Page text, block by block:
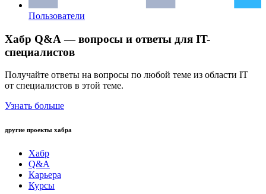
Пользователи
Хабр Q&A — вопросы и ответы для IT-
специалистов
Получайте ответы на вопросы по любой теме из области IT
от специалистов в этой теме.
Узнать больше
другие проекты хабра
Хабр
Q&A
Карьера
Курсы